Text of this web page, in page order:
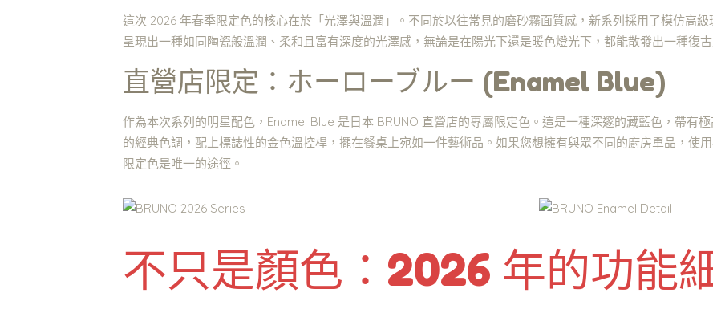
這次 2026 年春季限定色的核心在於「光澤與溫潤」。不同於以往常見的磨砂霧面質感，新系列採用了模仿高
呈現出一種如同陶瓷般溫潤、柔和且富有深度的光澤感，無論是在陽光下還是暖色燈光下，都能散發出一種復
直營店限定：ホーローブルー (Enamel Blue)
作為本次系列的明星配色，Enamel Blue 是日本 BRUNO 直營店的專屬限定色。這是一種深邃的藏藍色，帶有
的經典色調，配上標誌性的金色溫控桿，擺在餐桌上宛如一件藝術品。如果您想擁有與眾不同的廚房單品，使
限定色是唯一的途徑。
不只是顏色：2026 年的功能